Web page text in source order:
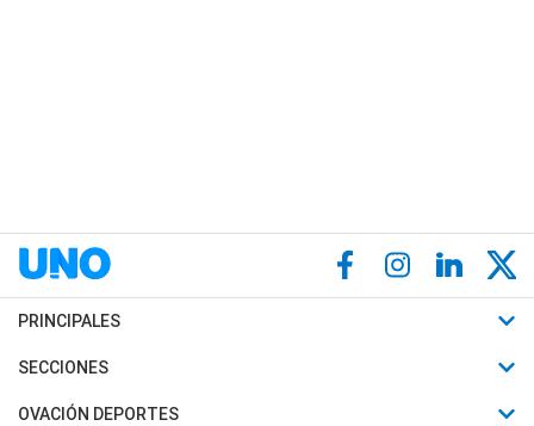
PRINCIPALES
Últimas Noticias
Política
SECCIONES
Horóscopo
OVACIÓN DEPORTES